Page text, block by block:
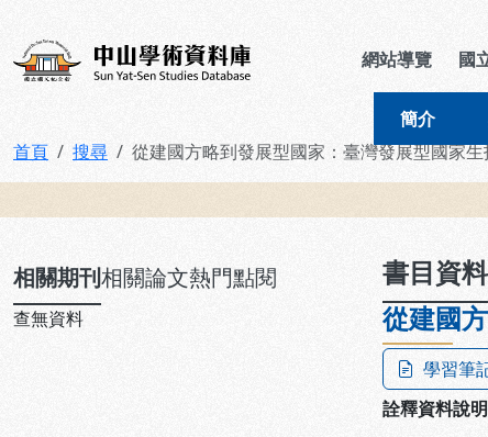
中山學術資料庫 網站導覽 國
簡介
首頁 搜尋 從建國方略到發展型國家：臺灣發展型國家
相關期刊相關論文熱門點閱
查無資料
書目資料
從建國
學習筆
詮釋資料說明